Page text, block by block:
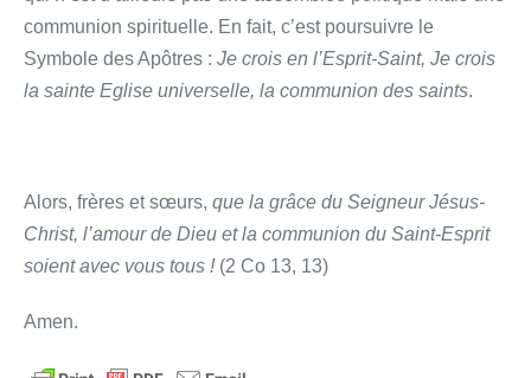
communion spirituelle. En fait, c’est poursuivre le
Symbole des Apôtres : Je crois en l’Esprit-Saint, Je crois
la sainte Eglise universelle, la communion des saints.
Alors, frères et sœurs, que la grâce du Seigneur Jésus-
Christ, l’amour de Dieu et la communion du Saint-Esprit
soient avec vous tous ! (2 Co 13, 13)
Amen.